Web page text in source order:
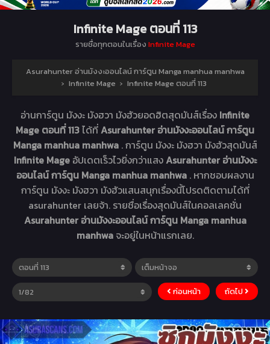
Infinite Mage ตอนที่ 113
รายชื่อทุกตอนในเรื่อง Infinite Mage
Asurahunter อ่านมังงะออนไลน์ การ์ตูน Manga manhua manhwa
› Infinite Mage › Infinite Mage ตอนที่ 113
อ่านการ์ตูน มังงะ มังฮวา มังฮัวยอดฮิตสุดมันส์เรื่อง Infinite
Mage ตอนที่ 113ได้ที่Asurahunter อ่านมังงะออนไลน์ การ์ตูน
Manga manhua manhwa . การ์ตูน มังงะ มังฮวา มังฮัวสุดมันส์
Infinite Mage อัปเดตเร็วไวยิ่งกว่าแสงAsurahunter อ่านมังงะ
ออนไลน์ การ์ตูน Manga manhua manhwa . หากชอบผลงาน
การ์ตูน มังงะ มังฮวา มังฮัวแสนสนุกเรื่องนี้โปรดติดตามได้ที่
asurahunter เลยจ้า. รายชื่อเรื่องสุดมันส์ในคอลเลคชั่น
Asurahunter อ่านมังงะออนไลน์ การ์ตูน Manga manhua
manhwa จะอยู่ในหน้าแรกเลย.
ก่อนหน้า ถัดไป